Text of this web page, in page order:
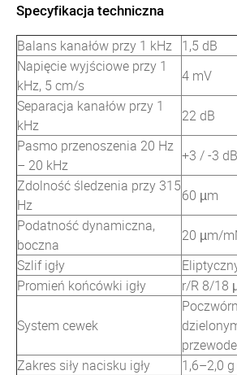
Specyfikacja techniczna
Balans kanałów przy 1 kHz 1,5 dB
Napięcie wyjściowe przy 1
kHz, 5 cm/s
4 mV
Separacja kanałów przy 1
kHz
22 dB
Pasmo przenoszenia 20 Hz
– 20 kHz
+3 / -3 dB
Zdolność śledzenia przy 315
Hz
60 µm
Podatność dynamiczna,
boczna
20 µm/
Szlif igły
Promień końcówki igły
r/R 8/18
System cewek
Zakres siły nacisku igły
1,6–2,0